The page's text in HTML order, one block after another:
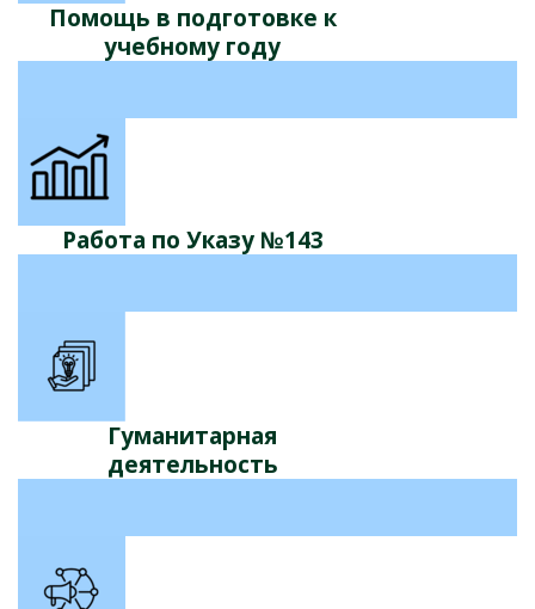
Помощь в подготовке к
учебному году
Работа по Указу №143
Гуманитарная
деятельность